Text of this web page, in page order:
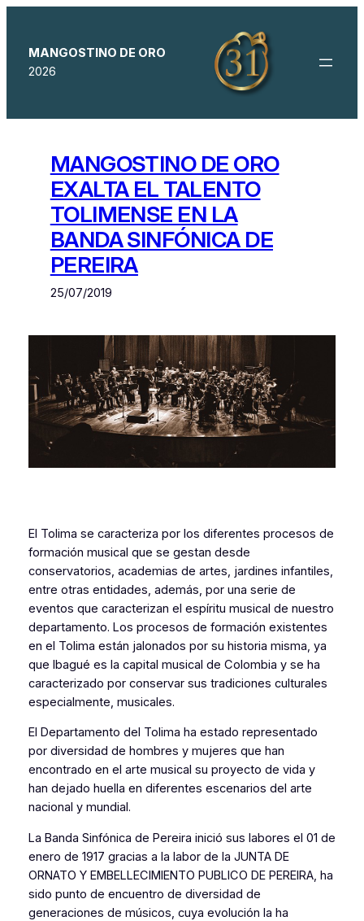
contenido
MANGOSTINO DE ORO
2026
MANGOSTINO DE ORO
EXALTA EL TALENTO
TOLIMENSE EN LA
BANDA SINFÓNICA DE
PEREIRA
25/07/2019
El Tolima se caracteriza por los diferentes procesos de
formación musical que se gestan desde
conservatorios, academias de artes, jardines infantiles,
entre otras entidades, además, por una serie de
eventos que caracterizan el espíritu musical de nuestro
departamento. Los procesos de formación existentes
en el Tolima están jalonados por su historia misma, ya
que Ibagué es la capital musical de Colombia y se ha
caracterizado por conservar sus tradiciones culturales
especialmente, musicales.
El Departamento del Tolima ha estado representado
por diversidad de hombres y mujeres que han
encontrado en el arte musical su proyecto de vida y
han dejado huella en diferentes escenarios del arte
nacional y mundial.
La Banda Sinfónica de Pereira inició sus labores el 01 de
enero de 1917 gracias a la labor de la JUNTA DE
ORNATO Y EMBELLECIMIENTO PUBLICO DE PEREIRA, ha
sido punto de encuentro de diversidad de
generaciones de músicos, cuya evolución la ha